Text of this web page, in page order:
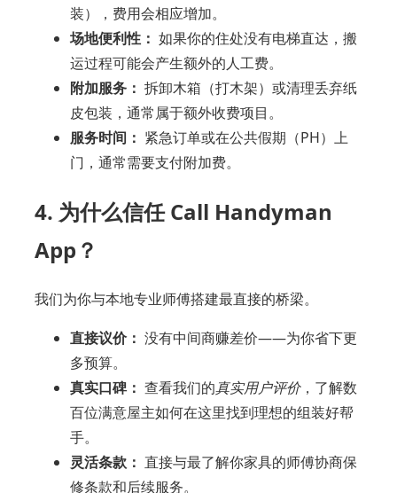
装），费用会相应增加。
场地便利性： 如果你的住处没有电梯直达，搬
运过程可能会产生额外的人工费。
附加服务： 拆卸木箱（打木架）或清理丢弃纸
皮包装，通常属于额外收费项目。
服务时间： 紧急订单或在公共假期（PH）上
门，通常需要支付附加费。
4. 为什么信任 Call Handyman
App？
我们为你与本地专业师傅搭建最直接的桥梁。
直接议价： 没有中间商赚差价——为你省下更
多预算。
真实口碑： 查看我们的真实用户评价，了解数
百位满意屋主如何在这里找到理想的组装好帮
手。
灵活条款： 直接与最了解你家具的师傅协商保
修条款和后续服务。